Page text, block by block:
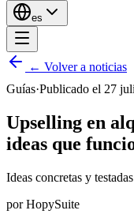
es
← Volver a noticias
Guías·Publicado el 27
Upselling en
ideas que
Ideas concretas y
por HopySuite